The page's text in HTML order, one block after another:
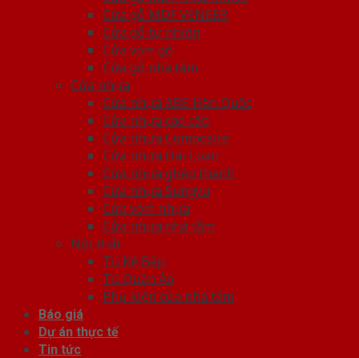
Cửa gỗ MDF VENEER
Cửa gỗ tự nhiên
Cửa vòm gỗ
Cửa gỗ nhà tắm
Cửa nhựa
Cửa nhựa ABS Hàn Quốc
Cửa nhựa cao cấp
Cửa nhựa Composite
Cửa nhựa Đài Loan
Cửa nhựa ghép thanh
Cửa nhựa Sungyu
Cửa vòm nhựa
Cửa nhựa nhà tắm
Nội thất
Tủ Kệ Bếp
Tủ Quần Áo
Phụ kiện cửa nhà tắm
Báo giá
Dự án thực tế
Tin tức